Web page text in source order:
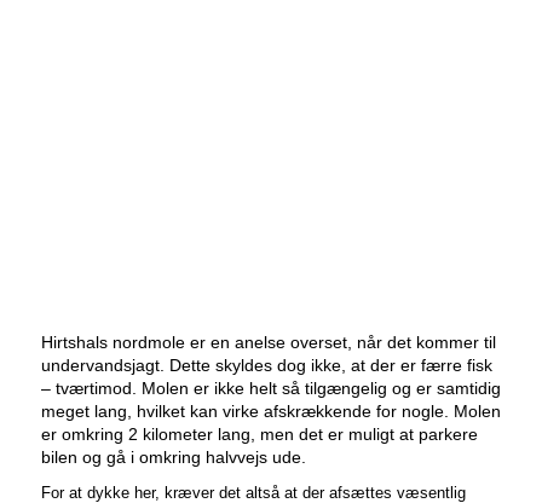
Hirtshals nordmole er en anelse overset, når det kommer til
undervandsjagt. Dette skyldes dog ikke, at der er færre fisk
– tværtimod. Molen er ikke helt så tilgængelig og er samtidig
meget lang, hvilket kan virke afskrækkende for nogle. Molen
er omkring 2 kilometer lang, men det er muligt at parkere
bilen og gå i omkring halvvejs ude.
For at dykke her, kræver det altså at der afsættes væsentlig